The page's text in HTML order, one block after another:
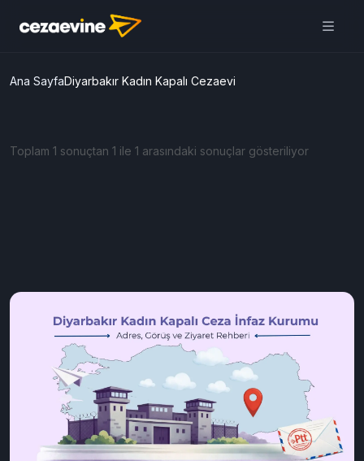
Ana SayfaDiyarbakır Kadın Kapalı Cezaevi
Toplam 1 sonuçtan 1 ile 1 arasındaki sonuçlar gösteriliyor